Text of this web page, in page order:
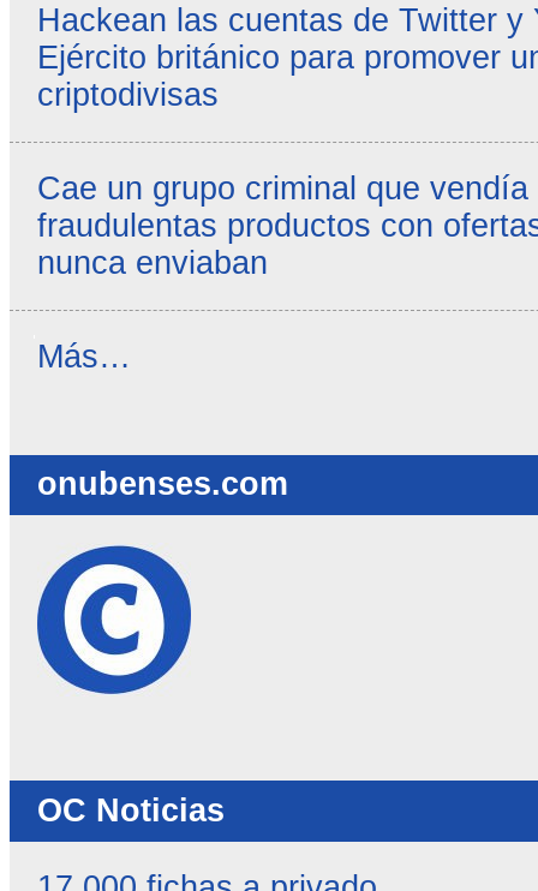
Hackean las cuentas de Twitter y
Ejército británico para promover
criptodivisas
Cae un grupo criminal que
fraudulentas productos con
nunca enviaban
Reseñas
Más…
onubenses.com
OC Noticias